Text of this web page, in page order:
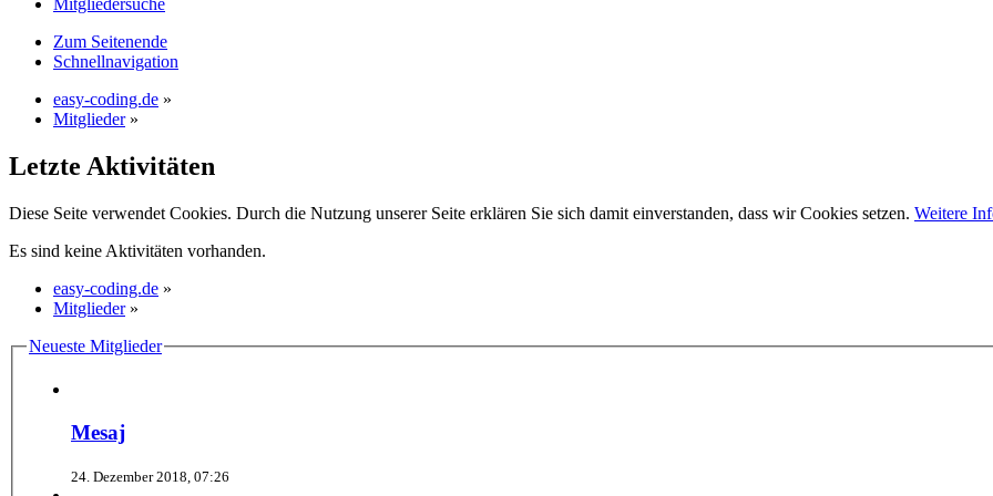
Mitgliedersuche
Zum Seitenende
Schnellnavigation
easy-coding.de »
Mitglieder »
Letzte Aktivitäten
Diese Seite verwendet Cookies. Durch die Nutzung unserer Seite erklären Sie sich damit einverstanden, dass wir Cookies setzen. Weitere
Es sind keine Aktivitäten vorhanden.
easy-coding.de »
Mitglieder »
Neueste Mitglieder
Mesaj
24. Dezember 2018, 07:26